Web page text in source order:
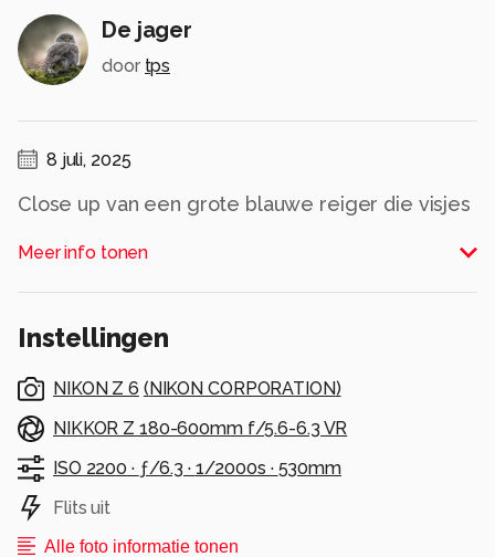
De jager
door tps
8 juli, 2025
Close up van een grote blauwe reiger die visjes
Meer info tonen
Instellingen
NIKON Z 6 (NIKON CORPORATION)
NIKKOR Z 180-600mm f/5.6-6.3 VR
ISO 2200 · ƒ/6.3 · 1/2000s · 530mm
Flits uit
Alle foto informatie tonen